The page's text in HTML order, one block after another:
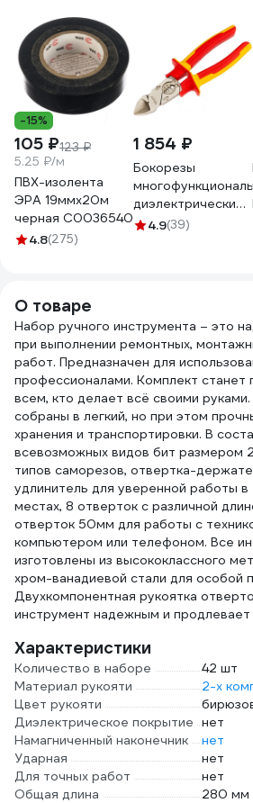
-15%
105 ₽123 ₽
5.25 ₽/м
ПВХ-изолента
ЭРА 19ммх20м
черная C0036540
4.8(275)
1 854 ₽
Бокорезы
диэлектрические
206мм KRANZ KR-
4.9(39)
О товаре
Набор ручного инструмента – это
при выполнении ремонтных,
работ. Предназначен для
профессионалами. Комплект станет
всем, кто делает всё своими
собраны в легкий, но при этом
хранения и транспортировки. В
всевозможных видов бит размером
типов саморезов, отвертка-
удлинитель для уверенной работы
местах, 8 отверток с различной
отверток 50мм для работы с
компьютером или телефоном. Все
изготовлены из высококлассного
хром-ванадиевой стали для особой
Двухкомпонентная рукоятка
инструмент надежным и
Характеристики
Количество в наборе
42 шт
Материал рукояти
2-х
Цвет рукояти
Диэлектрическое покрытие нет
Намагниченный наконечник
нет
Ударная
нет
Для точных работ
нет
Общая длина
280 мм